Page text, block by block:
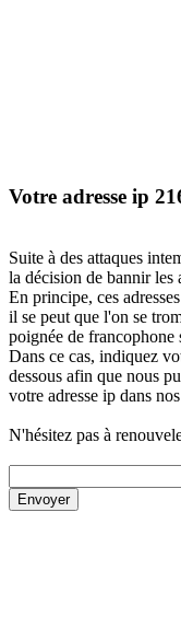
Votre adresse ip
Suite à des attaques
la décision de bannir les
En principe, ces
il se peut que l'on se
poignée de francophone
Dans ce cas, indiquez
dessous afin que nous
votre adresse ip dans
N'hésitez pas à